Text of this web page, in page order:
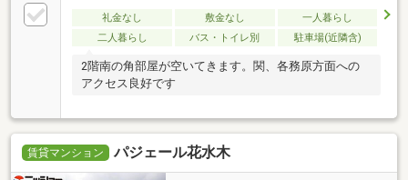
礼金なし 敷金なし
一人暮らし
二人暮らし
バス・トイレ別 駐車場(近隣含)
2階南の角部屋が空いてきます。関、各務原方面への
アクセス良好です
賃貸マンション パジェール花水木